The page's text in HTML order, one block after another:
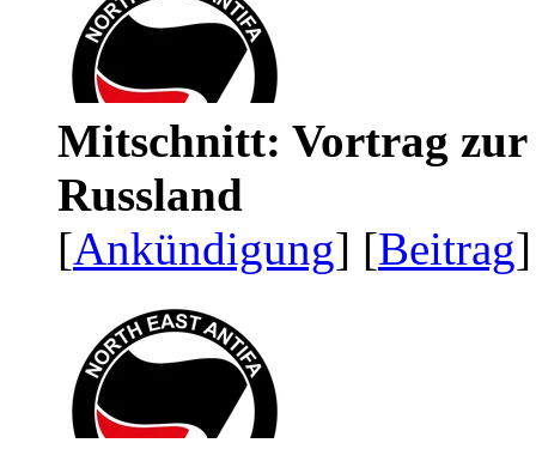
Mitschnitt: Vortrag zur
Russland
[Ankündigung] [Beitrag